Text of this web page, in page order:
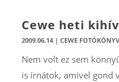
Cewe heti
2009.06.14| CEWE
Nem volt ez sem
is írnátok, amivel gond